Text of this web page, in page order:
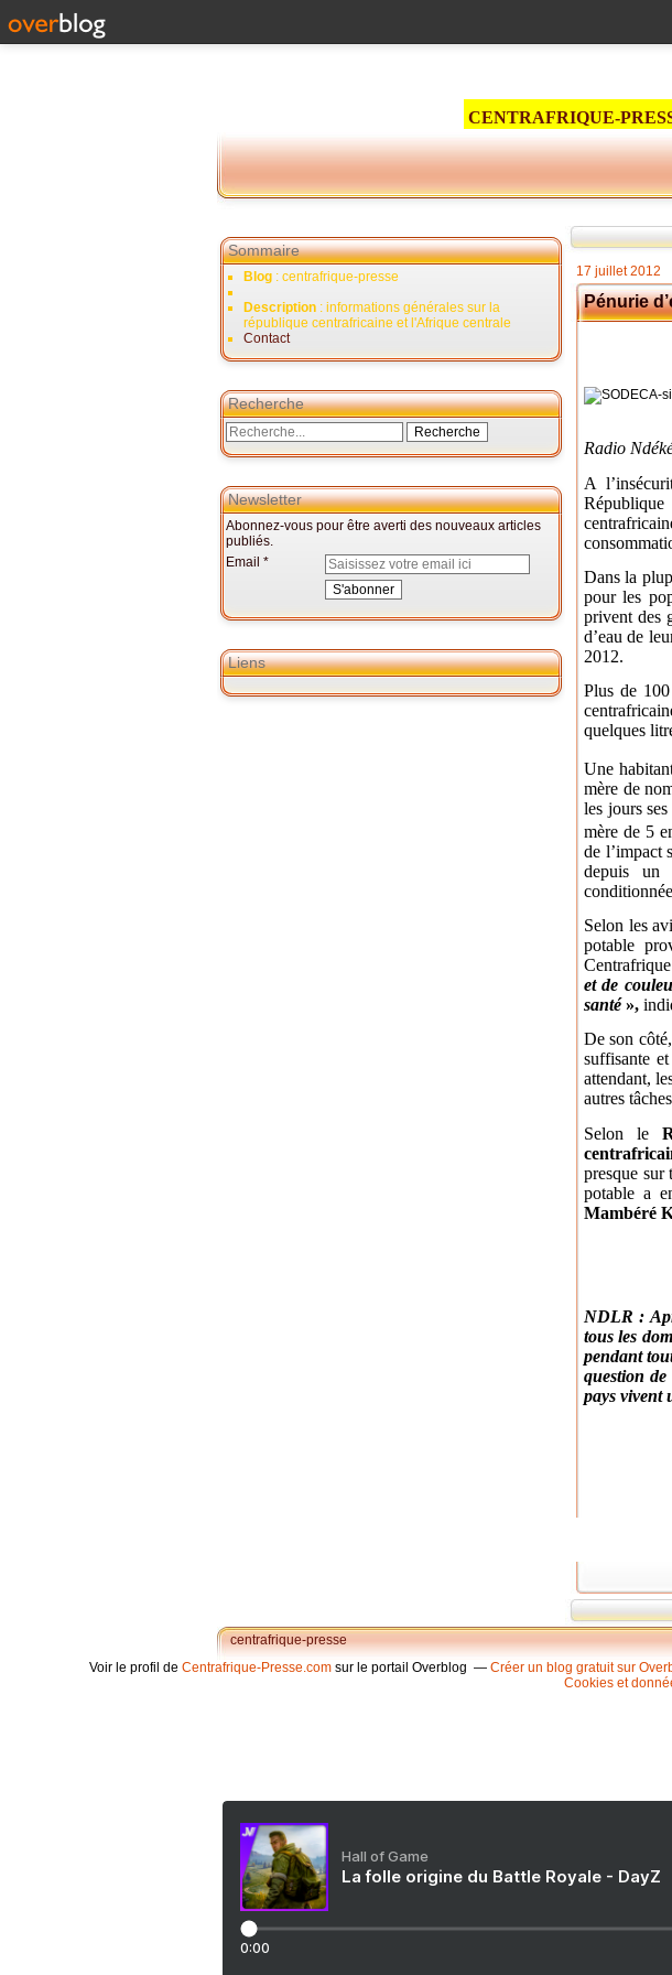
CENTRAFRIQUE-
Sommaire
Blog : centrafrique-presse
Description : informations générales sur la
république centrafricaine et l'Afrique centrale
Contact
Recherche
Newsletter
Abonnez-vous pour être averti des nouveaux articles
publiés.
Email
Liens
17 juillet 2012
Pénurie
Radio
A
Dans la
pour les
privent des
d’eau de
2012.
Plus de
quelques
Une
mère de
les jours
mère de 5
de l’impact
depuis un
Selon les
potable
et de
santé»,
De son
suffisante
attendant,
autres
Selon le
presque sur
potable a
Mambéré
NDLR :
tous les
pendant
question
pays vivent
centrafrique-presse
Voir le profil de Centrafrique-Presse.com sur le portail Overblog Créer un blog gratuit sur
Cookies et
Hall of Game
La folle origine du Battle Royale - DayZ
0:00